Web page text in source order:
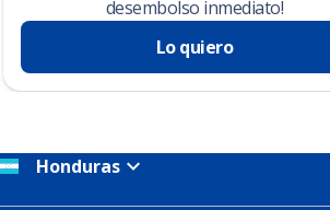
desembolso inmediato!
Lo quiero
Honduras